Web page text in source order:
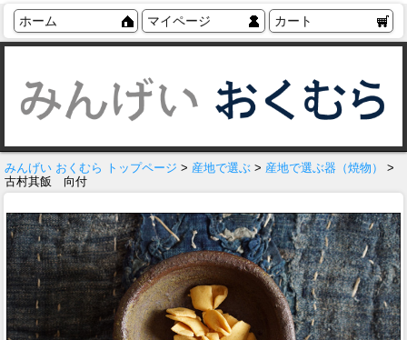
ホーム マイページ カート
みんげい おくむら トップページ > 産地で選ぶ > 産地で選ぶ器（焼物）
>
古村其飯 向付